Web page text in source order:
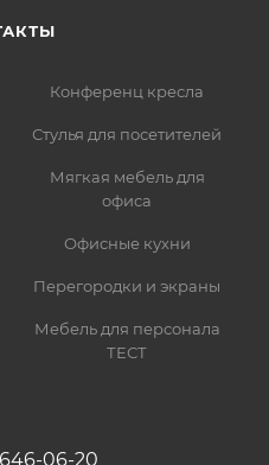
Конференц кресла
Стулья для посетителей
Мягкая мебель для
офиса
Офисные кухни
Перегородки и экраны
Мебель для персонала
ТЕСТ
06-20